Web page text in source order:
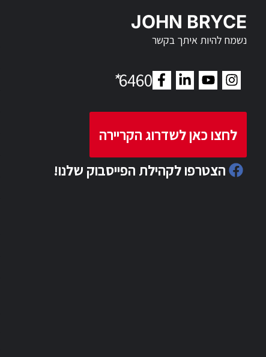
JOHN BRYCE
נשמח להיות איתך בקשר
6460
*
לחצו כאן לשדרוג הקריירה
הצטרפו לקהילת הפייסבוק שלנו!